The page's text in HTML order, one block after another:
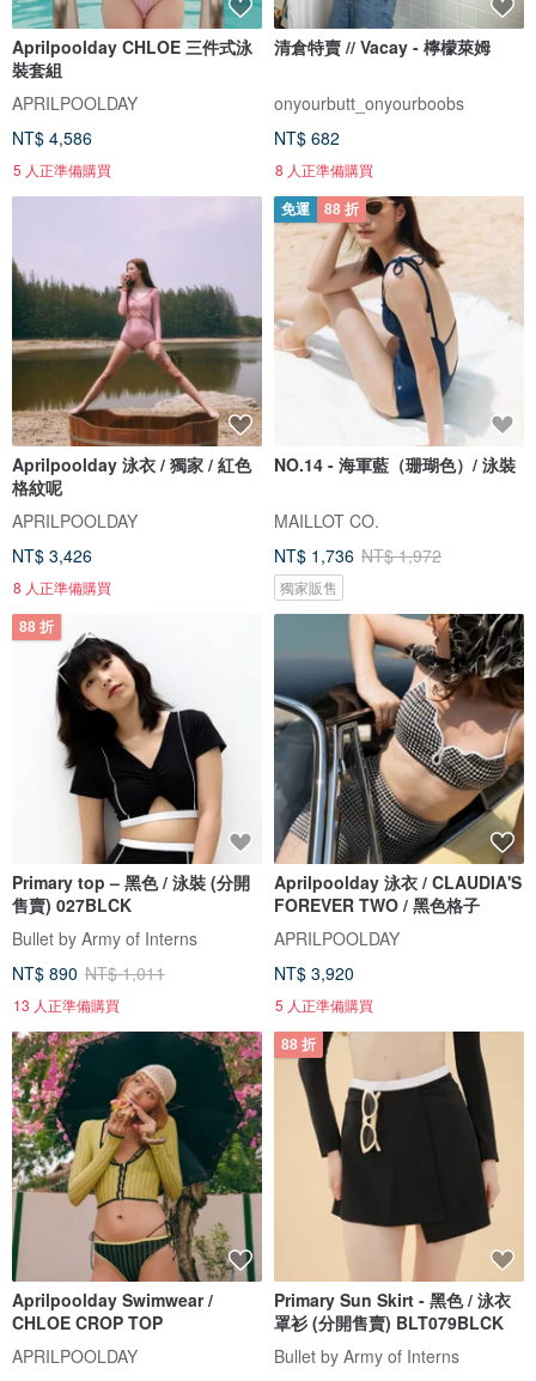
Aprilpoolday CHLOE 三件式泳
裝套組
APRILPOOLDAY
NT$ 4,586
5 人正準備購買
清倉特賣 // Vacay - 檸檬萊姆
onyourbutt_onyourboobs
NT$ 682
8 人正準備購買
Aprilpoolday 泳衣 / 獨家 / 紅色
格紋呢
APRILPOOLDAY
NT$ 3,426
8 人正準備購買
免運 88 折
NO.14 - 海軍藍（珊瑚色）/ 泳裝
MAILLOT CO.
NT$ 1,736 NT$ 1,972
獨家販售
88 折
Primary top – 黑色 / 泳裝 (分開
售賣) 027BLCK
Bullet by Army of Interns
NT$ 890 NT$ 1,011
13 人正準備購買
Aprilpoolday 泳衣 / CLAUDIA'S
FOREVER TWO / 黑色格子
APRILPOOLDAY
NT$ 3,920
5 人正準備購買
Aprilpoolday Swimwear /
CHLOE CROP TOP
APRILPOOLDAY
88 折
Primary Sun Skirt - 黑色 / 泳衣
罩衫 (分開售賣) BLT079BLCK
Bullet by Army of Interns